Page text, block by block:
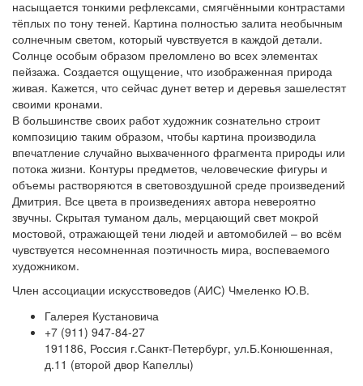
насыщается тонкими рефлексами, смягчёнными контрастами
тёплых по тону теней. Картина полностью залита необычным
солнечным светом, который чувствуется в каждой детали.
Солнце особым образом преломлено во всех элементах
пейзажа. Создается ощущение, что изображенная природа
живая. Кажется, что сейчас дунет ветер и деревья зашелестят
своими кронами.
В большинстве своих работ художник сознательно строит
композицию таким образом, чтобы картина производила
впечатление случайно выхваченного фрагмента природы или
потока жизни. Контуры предметов, человеческие фигуры и
объемы растворяются в световоздушной среде произведений
Дмитрия. Все цвета в произведениях автора невероятно
звучны. Скрытая туманом даль, мерцающий свет мокрой
мостовой, отражающей тени людей и автомобилей – во всём
чувствуется несомненная поэтичность мира, воспеваемого
художником.
Член ассоциации искусствоведов (АИС) Чмеленко Ю.В.
Галерея Кустановича
+7 (911) 947-84-27
191186, Россия г.Санкт-Петербург, ул.Б.Конюшенная,
д.11 (второй двор Капеллы)